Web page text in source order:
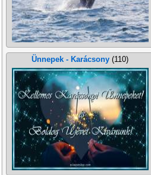
Ünnepek - Karácsony (110)